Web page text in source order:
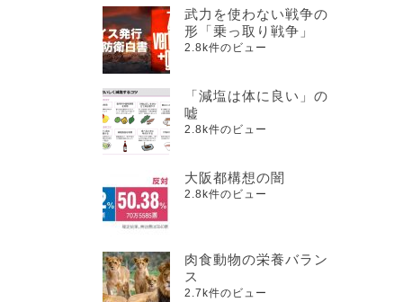
武力を使わない戦争の
形「乗っ取り戦争」
2.8k件のビュー
「減塩は体に良い」の
嘘
2.8k件のビュー
大阪都構想の闇
2.8k件のビュー
肉食動物の栄養バラン
ス
2.7k件のビュー